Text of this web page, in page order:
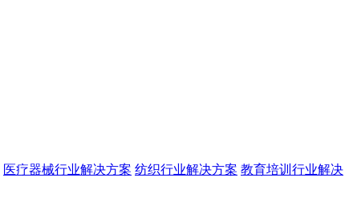
医疗器械行业解决方案 纺织行业解决方案 教育培训行业解决